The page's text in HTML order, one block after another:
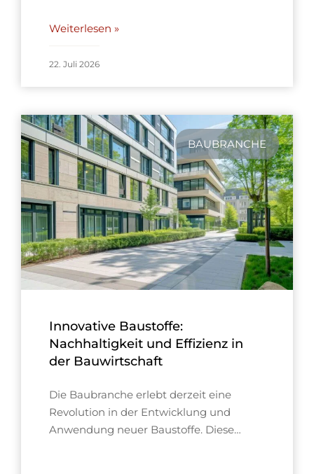
Weiterlesen »
22. Juli 2026
BAUBRANCHE
Innovative Baustoffe:
Nachhaltigkeit und Effizienz in
der Bauwirtschaft
Die Baubranche erlebt derzeit eine
Revolution in der Entwicklung und
Anwendung neuer Baustoffe. Diese…